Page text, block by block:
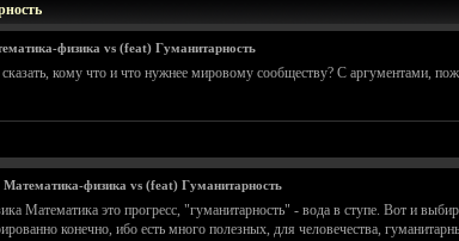
физика vs (feat) Гуманитарность
кому что и что нужнее мировому сообществу? С аргументами,
Математика-физика vs (feat) Гуманитарность
Математика это прогресс, "гуманитарность" - вода в ступе. Вот и
конечно, ибо есть много полезных, для человечества,